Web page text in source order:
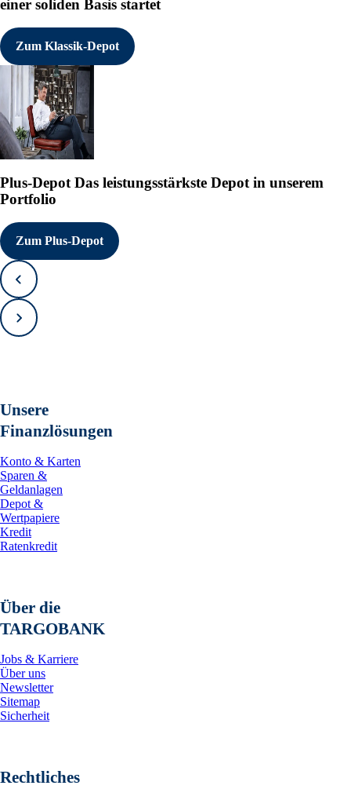
einer soliden Basis startet
Zum Klassik-Depot
Plus-Depot Das leistungsstärkste Depot in unserem
Portfolio
Zum Plus-Depot
Zurück
Vorwärts
Unsere
Finanzlösungen
Konto & Karten
Sparen &
Geldanlagen
Depot &
Wertpapiere
Kredit
Ratenkredit
Über die
TARGOBANK
Jobs & Karriere
Über uns
Newsletter
Sitemap
Sicherheit
Rechtliches